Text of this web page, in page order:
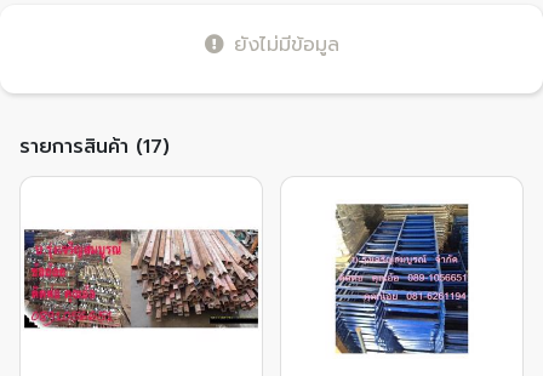
ยังไม่มีข้อมูล
รายการสินค้า (17)